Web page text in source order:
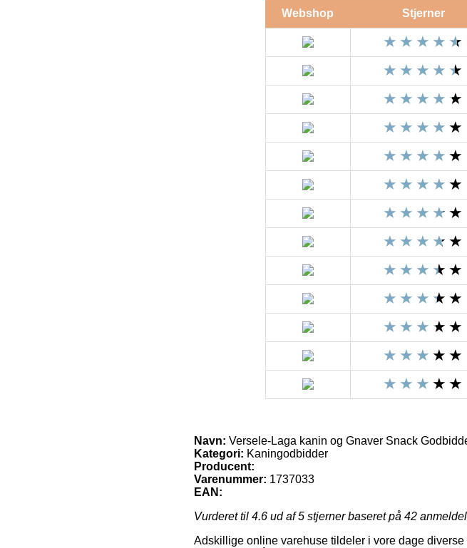
Webshop Stjerner
Navn: Versele-Laga kanin og Gnaver Snack
Kategori: Kaningodbidder
Producent:
Varenummer: 1737033
EAN:
Vurderet til 4.6 ud af 5 stjerner baseret på 42
Adskillige online varehuse tildeler i vore dage